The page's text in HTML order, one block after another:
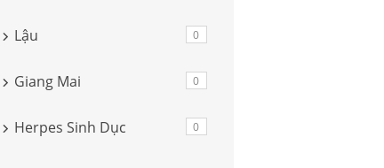
Lậu 0
Giang Mai 0
Herpes Sinh Dục 0